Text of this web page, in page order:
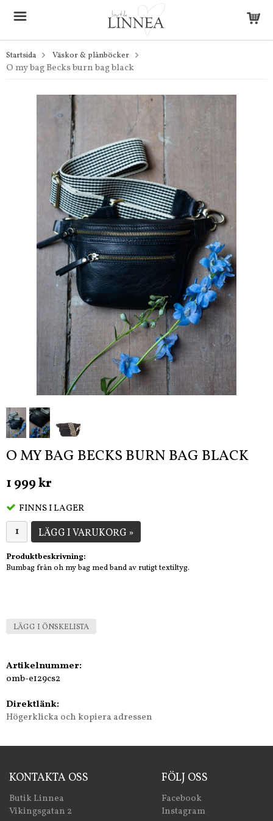
Startsida Väskor & plånböcker
O my bag Becks burn bag black
O MY BAG BECKS BURN BAG BLACK
1 999 kr
FINNS I LAGER
LÄGG I VARUKORG »
Produktbeskrivning:
Bumbag från oh my bag med band av rutigt textiltyg.
LÄGG I ÖNSKELISTA
Artikelnummer:
omb-e129cs2
Direktlänk:
Högerklicka och kopiera adressen
KONTAKTA OSS
Butik Linnea
Vikingsgatan 2
FÖLJ OSS
Facebook
Instagram